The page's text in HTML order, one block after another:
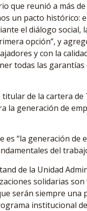
que reunió a más
un pacto histórico:
el diálogo social,
opción”, y
y con la
todas las
de la cartera
la generación de
es “la generación
del
de la Unidad
solidarias
serán siempre una
institucional